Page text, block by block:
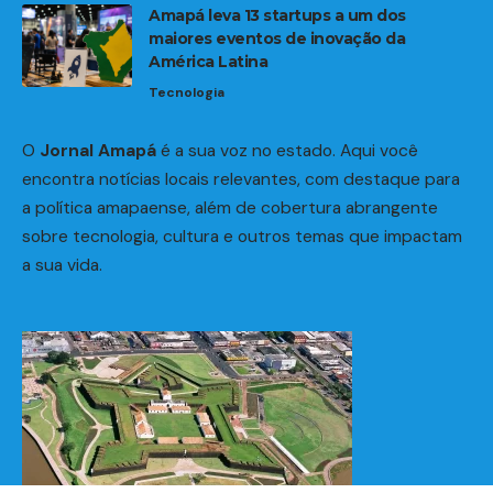
Amapá leva 13 startups a um dos
maiores eventos de inovação da
América Latina
Tecnologia
O Jornal Amapáé a sua voz no estado. Aqui você
encontra notícias locais relevantes, com destaque para
a política amapaense, além de cobertura abrangente
sobre tecnologia, cultura e outros temas que impactam
a sua vida.